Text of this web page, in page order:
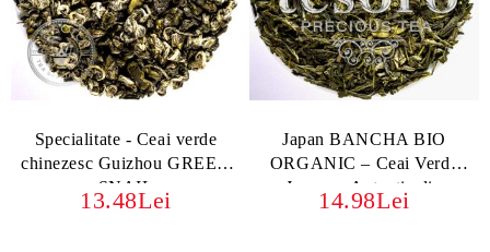
Specialitate - Ceai verde
chinezesc Guizhou GREEN
SNAIL
13.48Lei
Japan BANCHA BIO
ORGANIC – Ceai Verde
Japonez Autentic din
Kagoshima
14.98Lei